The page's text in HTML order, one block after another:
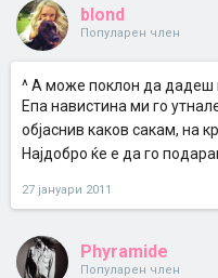
blond
Популарен член
^ А може поклон да дадеш
Епа навистина ми го
објаснив каков сакам, на
Најдобро ќе е да го
27 јануари 2011
Phyramide
Популарен член